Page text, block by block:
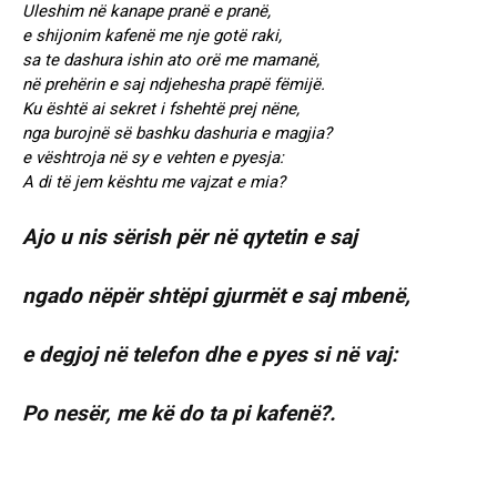
Uleshim në kanape pranë e pranë,
e shijonim kafenë me nje gotë raki,
sa te dashura ishin ato orë me mamanë,
në prehërin e saj ndjehesha prapë fëmijë.
Ku është ai sekret i fshehtë prej nëne,
nga burojnë së bashku dashuria e magjia?
e vështroja në sy e vehten e pyesja:
A di të jem kështu me vajzat e mia?
Ajo u nis sërish për në qytetin e saj
ngado nëpër shtëpi gjurmët e saj mbenë,
e degjoj në telefon dhe e pyes si në vaj:
Po nesër, me kë do ta pi kafenë?.